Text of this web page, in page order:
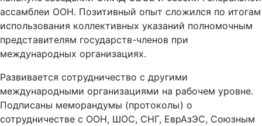
ассамблеи ООН. Позитивный опыт сложился по итогам
использования коллективных указаний полномочным
представителям государств-членов при
международных организациях.
Развивается сотрудничество с другими
международными организациями на рабочем уровне.
Подписаны меморандумы (протоколы) о
сотрудничестве с ООН, ШОС, СНГ, ЕврАзЭС, Союзным